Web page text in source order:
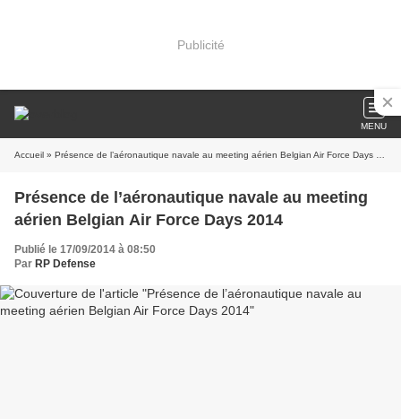
Publicité
MENU
Accueil » Présence de l’aéronautique navale au meeting aérien Belgian Air Force Days 2014
Présence de l’aéronautique navale au meeting
aérien Belgian Air Force Days 2014
Publié le 17/09/2014 à 08:50
Par RP Defense